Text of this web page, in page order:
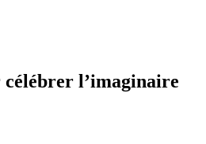
l’imaginaire